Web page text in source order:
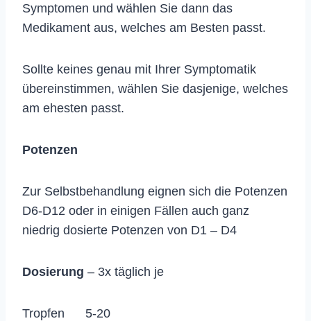
Symptomen und wählen Sie dann das
Medikament aus, welches am Besten passt.
Sollte keines genau mit Ihrer Symptomatik
übereinstimmen, wählen Sie dasjenige, welches
am ehesten passt.
Potenzen
Zur Selbstbehandlung eignen sich die Potenzen
D6-D12 oder in einigen Fällen auch ganz
niedrig dosierte Potenzen von D1 – D4
Dosierung – 3x täglich je
Tropfen 5-20